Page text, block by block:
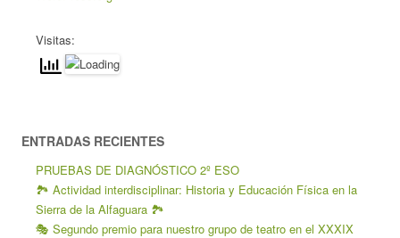
Visitas:
ENTRADAS RECIENTES
PRUEBAS DE DIAGNÓSTICO 2º ESO
🏞️ Actividad interdisciplinar: Historia y Educación Física en la
Sierra de la Alfaguara 🏞️
🎭 Segundo premio para nuestro grupo de teatro en el XXXIX